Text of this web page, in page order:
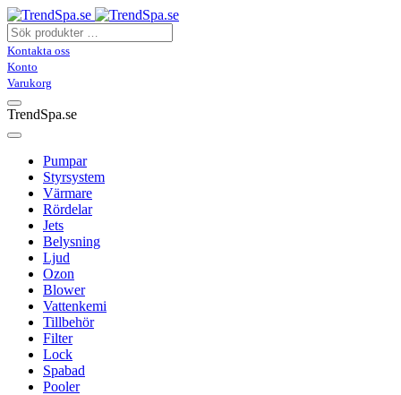
Kontakta oss
Konto
Varukorg
TrendSpa.se
Pumpar
Styrsystem
Värmare
Rördelar
Jets
Belysning
Ljud
Ozon
Blower
Vattenkemi
Tillbehör
Filter
Lock
Spabad
Pooler